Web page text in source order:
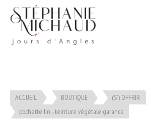
ACCUEIL BOUTIQUE (S') OFFRIR
pochette lin - teinture végétale garance
Panneau de gestion des cookies